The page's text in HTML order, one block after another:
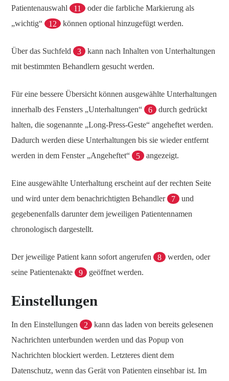
Patientenauswahl 11
oder die farbliche Markierung als
„wichtig“
12 können optional hinzugefügt werden.
Über das Suchfeld 3
kann nach Inhalten von Unterhaltungen
mit bestimmten Behandlern gesucht werden.
Für eine bessere Übersicht können ausgewählte Unterhaltungen
innerhalb des Fensters „Unterhaltungen“
6
durch gedrückt
halten, die sogenannte „Long-Press-Geste“ angeheftet werden.
Dadurch werden diese Unterhaltungen bis sie wieder entfernt
werden in dem Fenster „Angeheftet“
5 angezeigt.
Eine ausgewählte Unterhaltung erscheint auf der rechten Seite
und wird unter dem benachrichtigten Behandler
7
und
gegebenenfalls darunter dem jeweiligen Patientennamen
chronologisch dargestellt.
Der jeweilige Patient kann sofort angerufen 8
werden, oder
seine Patientenakte
9 geöffnet werden.
Einstellungen
In den Einstellungen 2
kann das laden von bereits gelesenen
Nachrichten unterbunden werden und das Popup von
Nachrichten blockiert werden. Letzteres dient dem
Datenschutz, wenn das Gerät von Patienten einsehbar ist. Im